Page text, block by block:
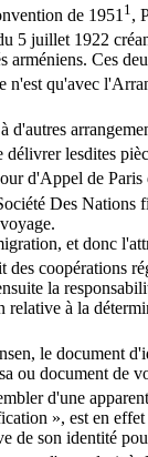
de 1951 1 ,
5 juillet 1922
arméniens. Ces
n'est qu'avec
d'autres
délivrer lesdites
d'Appel de Paris
Des Nations
et donc
des coopérations
la
relative à la
le document
ou document de
d'une
», est en
de son identité